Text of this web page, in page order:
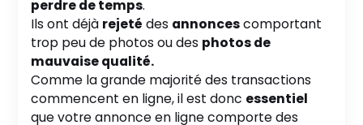
perdre de temps.
Ils ont déjà rejeté des annoncescomportant
trop peu de photos ou des photos de
mauvaise qualité.
Comme la grande majorité des transactions
commencent en ligne, il est donc essentiel
que votre annonce en ligne comporte des